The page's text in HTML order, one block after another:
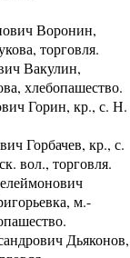
Воронин,
торговля.
Вакулин,
хлебопашество.
Горин, кр., с. Н.
Горбачев, кр., с.
вол., торговля.
м.-
Дьяконов,